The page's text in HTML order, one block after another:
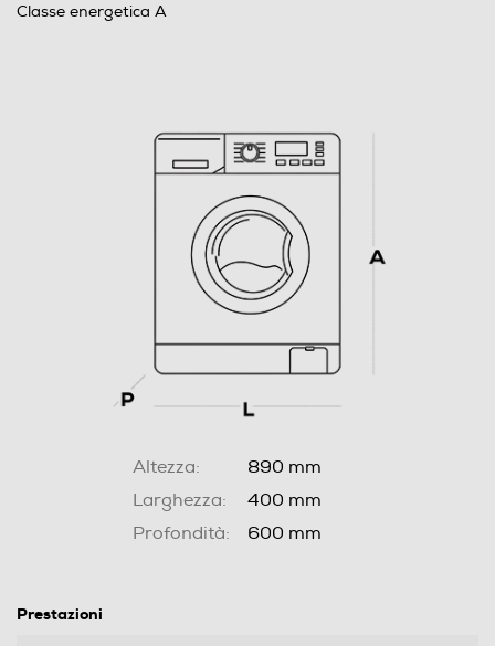
Classe energetica A
Altezza:
890 mm
Larghezza:
400 mm
Profondità:
600 mm
Prestazioni